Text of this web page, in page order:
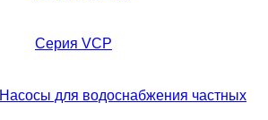
Серия VCP
Насосы для водоснабжения частных